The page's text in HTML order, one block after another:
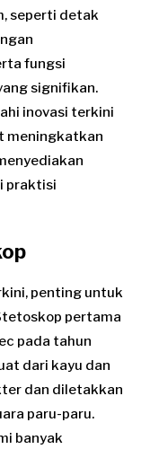
seperti detak
fungsi
signifikan.
inovasi terkini
meningkatkan
praktisi
penting untuk
pertama
pada tahun
dari kayu dan
dan diletakkan
paru-paru.
banyak